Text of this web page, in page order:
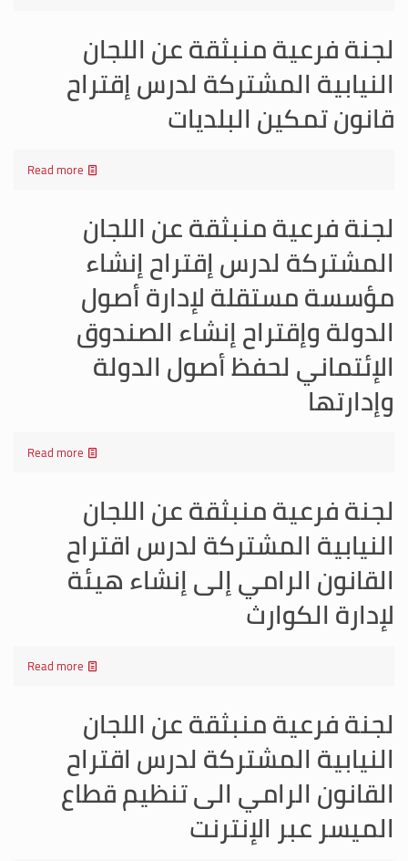
لجنة فرعية منبثقة عن اللجان
النيابية المشتركة لدرس إقتراح
قانون تمكين البلديات
Read more
لجنة فرعية منبثقة عن اللجان
المشتركة لدرس إقتراح إنشاء
مؤسسة مستقلة لإدارة أصول
الدولة وإقتراح إنشاء الصندوق
الإئتماني لحفظ أصول الدولة
وإدارتها
Read more
لجنة فرعية منبثقة عن اللجان
النيابية المشتركة لدرس اقتراح
القانون الرامي إلى إنشاء هيئة
لإدارة الكوارث
Read more
لجنة فرعية منبثقة عن اللجان
النيابية المشتركة لدرس اقتراح
القانون الرامي الى تنظيم قطاع
الميسر عبر الإنترنت